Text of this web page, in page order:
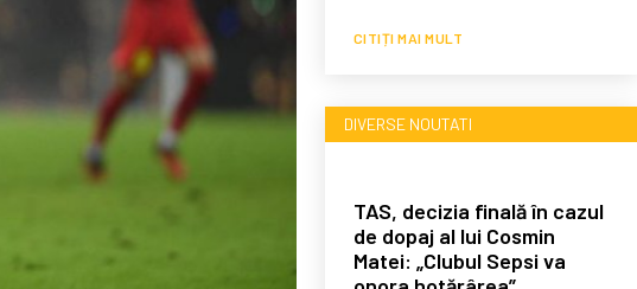
CITIȚI MAI MULT
DIVERSE NOUTATI
TAS, decizia finală în cazul
de dopaj al lui Cosmin
Matei: „Clubul Sepsi va